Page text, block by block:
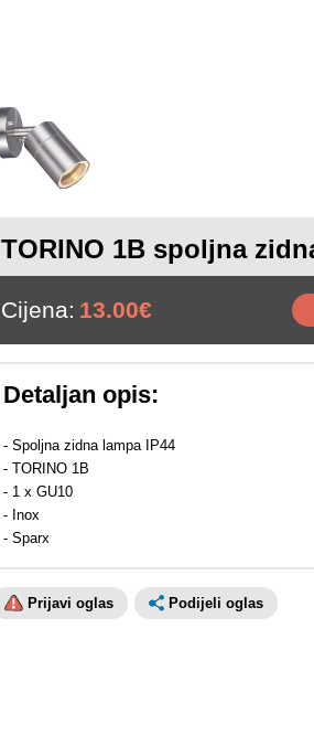
TORINO 1B spoljna
Cijena: 13.00€
Detaljan opis:
- Spoljna zidna lampa IP44
- TORINO 1B
- 1 x GU10
- Inox
- Sparx
Prijavi oglas Podijeli oglas